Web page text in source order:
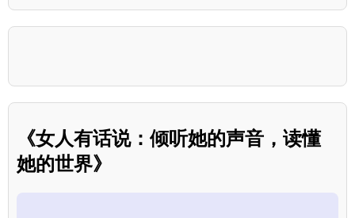
《女人有话说：倾听她的声音，读懂
她的世界》